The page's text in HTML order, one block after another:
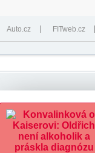
Auto.cz FITweb.cz